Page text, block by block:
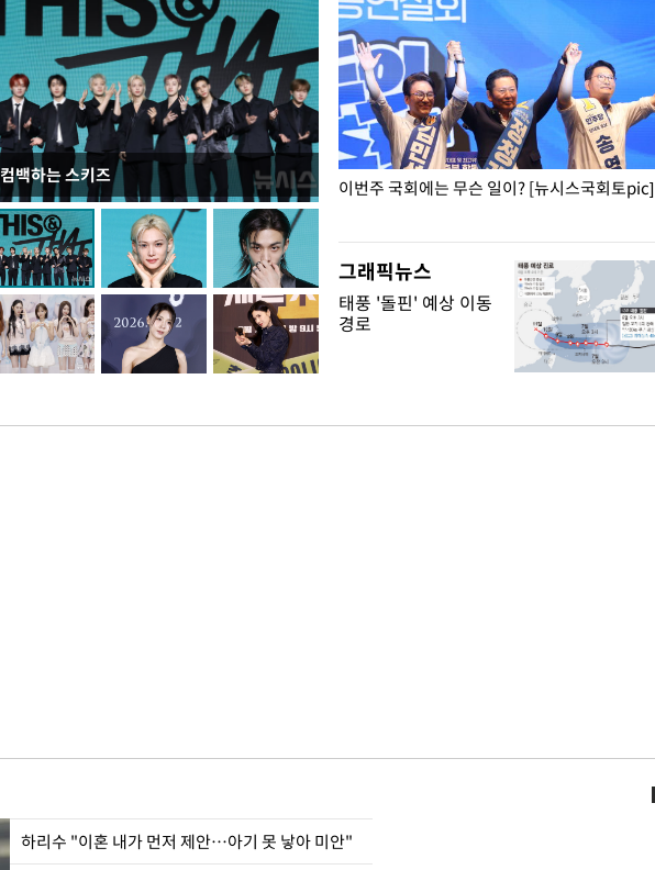
컴백하는 스키즈
이 대통령, 국가폭력 피해자에 위로·사과…"국가
가 책임지고 치유"
이번주 국회에는 무슨 일이? [뉴시스국회토pic]
그래픽뉴스
태풍 '돌핀' 예상 이동
경로
하리수 "이혼 내가 먼저 제안…아기 못 낳아 미안"